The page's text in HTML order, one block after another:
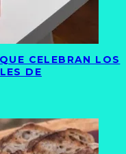
CELEBRAN LOS
DE